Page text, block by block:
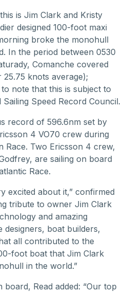
is Jim Clark and Kristy
designed 100-foot maxi
broke the monohull
In the period between 0530
Comanche covered
25.75 knots average);
note that this is subject to
Speed Record Council.
record of 596.6nm set by
4 VO70 crew during
Race. Two Ericsson 4 crew,
are sailing on board
Race.
excited about it,” confirmed
tribute to owner Jim Clark
and amazing
designers, boat builders,
all contributed to the
foot boat that Jim Clark
in the world.”
Read added: “Our top